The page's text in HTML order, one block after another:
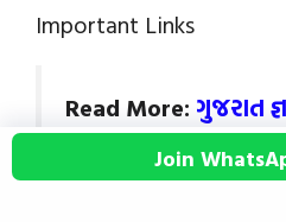
Important Links
Read More: ગુજરાત
ઓનલાઈન રજીસ્ટ્રેશન
@G3q Quiz
Join